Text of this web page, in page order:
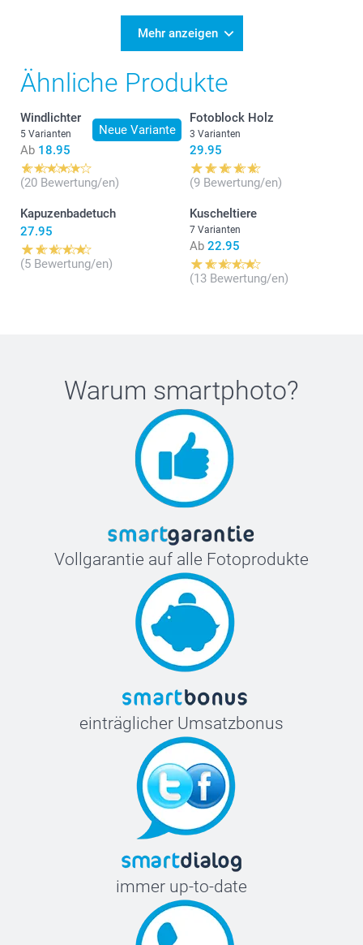
Mehr anzeigen
Ähnliche Produkte
Neue Variante
Windlichter
5 Varianten
Ab 18.95
(20 Bewertung/en)
Fotoblock Holz
3 Varianten
29.95
(9 Bewertung/en)
Kapuzenbadetuch
27.95
(5 Bewertung/en)
Kuscheltiere
7 Varianten
Ab 22.95
(13 Bewertung/en)
Warum smartphoto?
Vollgarantie auf alle Fotoprodukte
einträglicher Umsatzbonus
immer up-to-date